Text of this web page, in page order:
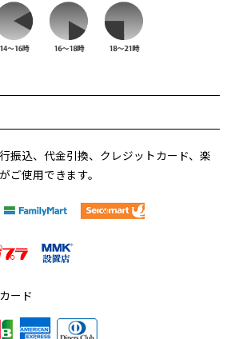
振込、代金引換、クレジットカード、楽
ご使用できます。
ード